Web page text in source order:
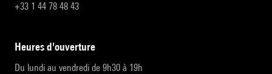
+33 1 44 78 48 43
heures d'ouverture
Du lundi au vendredi de 9h30 à 19h